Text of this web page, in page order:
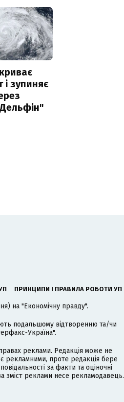
і зупиняє
ПРИНЦИПИ І ПРАВИЛА РОБОТИ УП
на "Економічну правду".
подальшому відтворенню та/чи
Україна".
реклами. Редакція може не
рекламними, проте редакція бере
за факти та оціночні
зміст реклами несе рекламодавець.